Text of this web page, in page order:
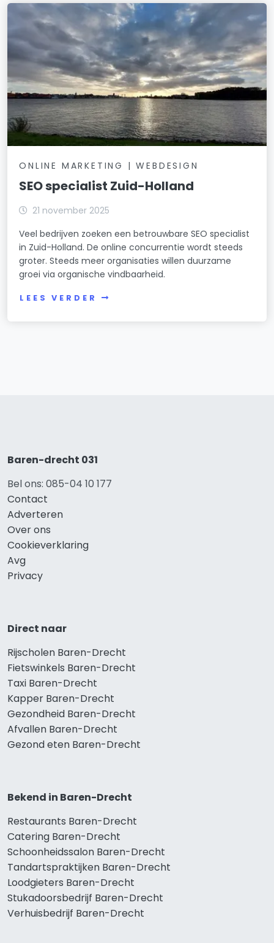
ONLINE MARKETING | WEBDESIGN
SEO specialist Zuid-Holland
21 november 2025
Veel bedrijven zoeken een betrouwbare SEO specialist
in Zuid-Holland. De online concurrentie wordt steeds
groter. Steeds meer organisaties willen duurzame
groei via organische vindbaarheid.
LEES VERDER
Baren-drecht 031
Bel ons: 085-04 10 177
Contact
Adverteren
Over ons
Cookieverklaring
Avg
Privacy
Direct naar
Rijscholen Baren-Drecht
Fietswinkels Baren-Drecht
Taxi Baren-Drecht
Kapper Baren-Drecht
Gezondheid Baren-Drecht
Afvallen Baren-Drecht
Gezond eten Baren-Drecht
Bekend in Baren-Drecht
Restaurants Baren-Drecht
Catering Baren-Drecht
Schoonheidssalon Baren-Drecht
Tandartspraktijken Baren-Drecht
Loodgieters Baren-Drecht
Stukadoorsbedrijf Baren-Drecht
Verhuisbedrijf Baren-Drecht